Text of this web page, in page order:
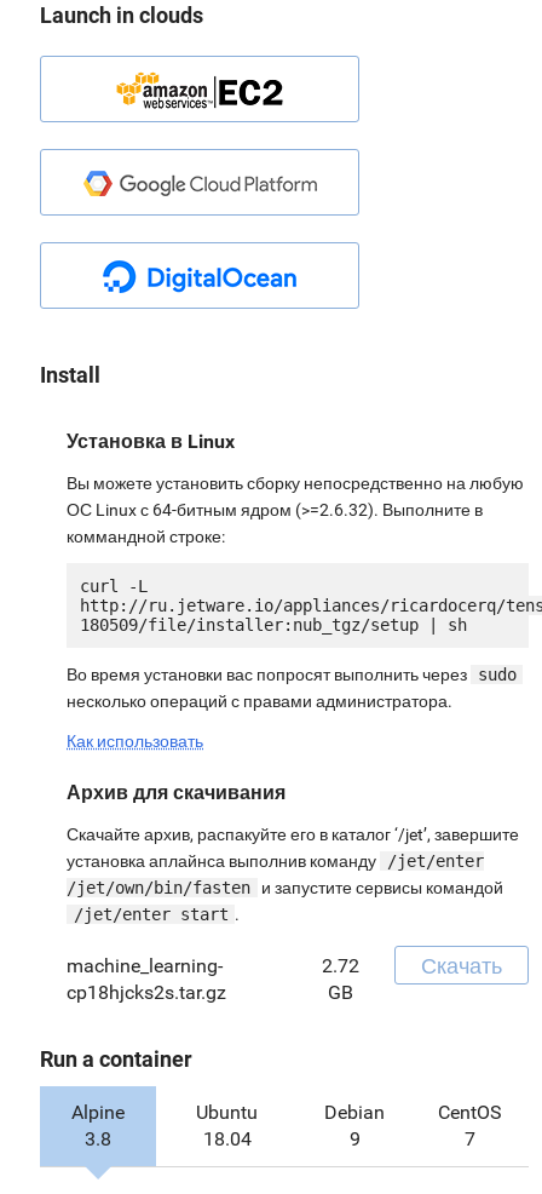
Launch in clouds
Install
Установка в Linux
Вы можете установить сборку непосредственно на любую
ОС Linux с 64-битным ядром (>=2.6.32). Выполните в
коммандной строке:
curl -L
http://ru.jetware.io/appliances/ricardocerq/
Во время установки вас попросят выполнить через
sudo
несколько операций с правами администратора.
Как использовать
Архив для скачивания
Скачайте архив, распакуйте его в каталог ‘/jet’, завершите
установка аплайнса выполнив команду
/jet/enter
/jet/own/bin/fasten
и запустите сервисы командой
/jet/enter start .
machine_learning-
cp18hjcks2s.tar.gz
2.72
GB
Скачать
Run a container
Alpine
3.8
Ubuntu
18.04
Debian
9
CentOS
7